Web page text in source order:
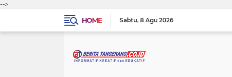
-->
HOME
Sabtu 8 Agu 2026